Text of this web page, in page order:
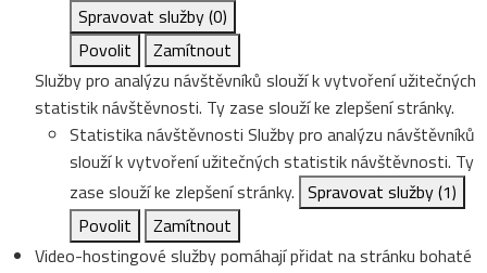
Spravovat služby(0)
Povolit
Zamítnout
Služby pro analýzu návštěvníků slouží k vytvoření užitečných
statistik návštěvnosti. Ty zase slouží ke zlepšení stránky.
Statistika návštěvnosti Služby pro analýzu návštěvníků
slouží k vytvoření užitečných statistik návštěvnosti. Ty
zase slouží ke zlepšení stránky. Spravovat služby(1)
Povolit
Zamítnout
Video-hostingové služby pomáhají přidat na stránku bohaté